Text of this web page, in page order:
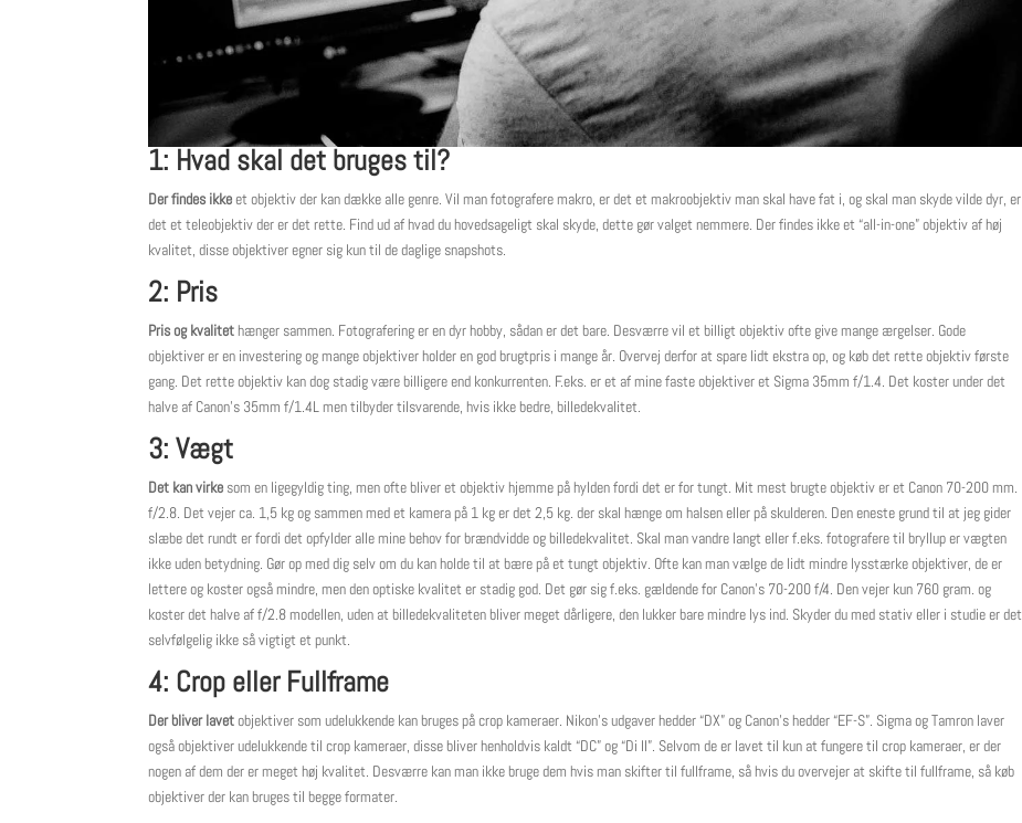
1: Hvad skal det bruges til?
Der findes ikkeet objektiv der kan dække alle genre. Vil man fotografere makro, er det et makroobjektiv man skal have fat i, og skal man skyde vilde dyr, er
det et teleobjektiv der er det rette. Find ud af hvad du hovedsageligt skal skyde, dette gør valget nemmere. Der findes ikke et “all-in-one” objektiv af høj
kvalitet, disse objektiver egner sig kun til de daglige snapshots.
2: Pris
Pris og kvalitethænger sammen. Fotografering er en dyr hobby, sådan er det bare. Desværre vil et billigt objektiv ofte give mange ærgelser. Gode
objektiver er en investering og mange objektiver holder en god brugtpris i mange år. Overvej derfor at spare lidt ekstra op, og køb det rette objektiv første
gang. Det rette objektiv kan dog stadig være billigere end konkurrenten. F.eks. er et af mine faste objektiver et Sigma 35mm f/1.4. Det koster under det
halve af Canon’s 35mm f/1.4L men tilbyder tilsvarende, hvis ikke bedre, billedekvalitet.
3: Vægt
Det kan virke som en ligegyldig ting, men ofte bliver et objektiv hjemme på hylden fordi det er for tungt. Mit mest brugte objektiv er et Canon 70-200 mm.
f/2.8. Det vejer ca. 1,5 kg og sammen med et kamera på 1 kg er det 2,5 kg. der skal hænge om halsen eller på skulderen. Den eneste grund til at jeg gider
slæbe det rundt er fordi det opfylder alle mine behov for brændvidde og billedekvalitet. Skal man vandre langt eller f.eks. fotografere til bryllup er vægten
ikke uden betydning. Gør op med dig selv om du kan holde til at bære på et tungt objektiv. Ofte kan man vælge de lidt mindre lysstærke objektiver, de er
lettere og koster også mindre, men den optiske kvalitet er stadig god. Det gør sig f.eks. gældende for Canon’s 70-200 f/4. Den vejer kun 760 gram. og
koster det halve af f/2.8 modellen, uden at billedekvaliteten bliver meget dårligere, den lukker bare mindre lys ind. Skyder du med stativ eller i studie er det
selvfølgelig ikke så vigtigt et punkt.
4: Crop eller Fullframe
Der bliver lavetobjektiver som udelukkende kan bruges på crop kameraer. Nikon’s udgaver hedder “DX” og Canon’s hedder “EF-S”. Sigma og Tamron laver
også objektiver udelukkende til crop kameraer, disse bliver henholdvis kaldt “DC” og “Di II”. Selvom de er lavet til kun at fungere til crop kameraer, er der
nogen af dem der er meget høj kvalitet. Desværre kan man ikke bruge dem hvis man skifter til fullframe, så hvis du overvejer at skifte til fullframe, så køb
objektiver der kan bruges til begge formater.